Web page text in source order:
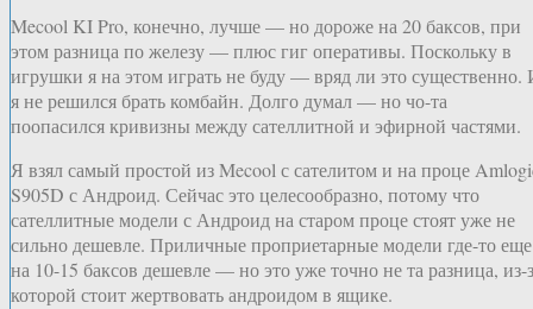
Mecool KI Pro, конечно, лучше — но дороже на 20 баксов, при
этом разница по железу — плюс гиг оперативы. Поскольку в
игрушки я на этом играть не буду — вряд ли это существенно.
я не решился брать комбайн. Долго думал — но чо-та
поопасился кривизны между сателлитной и эфирной частями.
Я взял самый простой из Mecool с сателитом и на проце
S905D с Андроид. Сейчас это целесообразно, потому что
сателлитные модели с Андроид на старом проце стоят уже не
сильно дешевле. Приличные проприетарные модели где-то еще
на 10-15 баксов дешевле — но это уже точно не та разница, из-
которой стоит жертвовать андроидом в ящике.